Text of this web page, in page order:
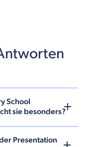
School
sie besonders?
Presentation